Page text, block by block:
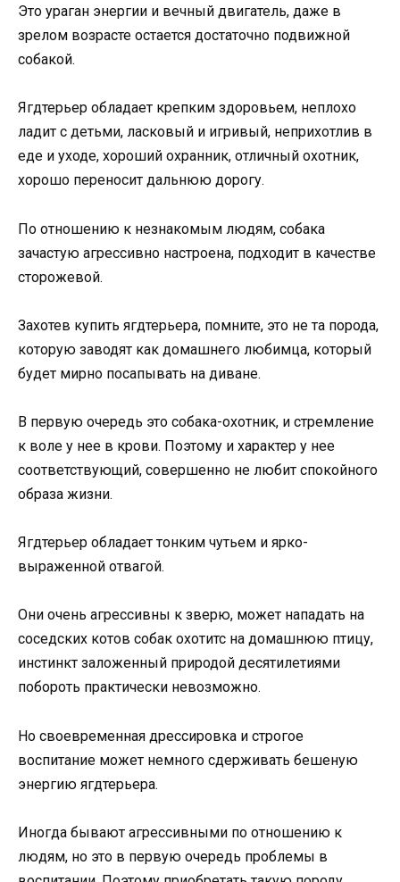
Это ураган энергии и вечный двигатель, даже в
зрелом возрасте остается достаточно подвижной
собакой.
Ягдтерьер обладает крепким здоровьем, неплохо
ладит с детьми, ласковый и игривый, неприхотлив в
еде и уходе, хороший охранник, отличный охотник,
хорошо переносит дальнюю дорогу.
По отношению к незнакомым людям, собака
зачастую агрессивно настроена, подходит в качестве
сторожевой.
Захотев купить ягдтерьера, помните, это не та порода,
которую заводят как домашнего любимца, который
будет мирно посапывать на диване.
В первую очередь это собака-охотник, и стремление
к воле у нее в крови. Поэтому и характер у нее
соответствующий, совершенно не любит спокойного
образа жизни.
Ягдтерьер обладает тонким чутьем и ярко-
выраженной отвагой.
Они очень агрессивны к зверю, может нападать на
соседских котов собак охотитс на домашнюю птицу,
инстинкт заложенный природой десятилетиями
побороть практически невозможно.
Но своевременная дрессировка и строгое
воспитание может немного сдерживать бешеную
энергию ягдтерьера.
Иногда бывают агрессивными по отношению к
людям, но это в первую очередь проблемы в